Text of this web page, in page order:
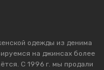
одежды из денима
на джинсах более
С 1996 г. мы продали